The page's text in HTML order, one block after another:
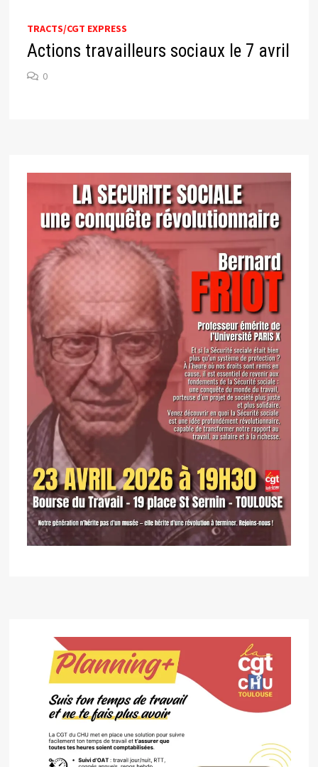
TRACTS/CGT EXPRESS
Actions travailleurs sociaux le 7 avril
0